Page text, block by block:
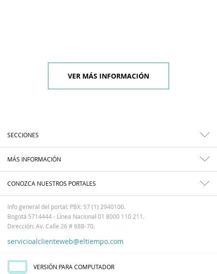
VER MÁS INFORMACIÓN
SECCIONES
MÁS INFORMACIÓN
CONOZCA NUESTROS PORTALES
Info general del portal: PBX: 57 (1) 2940100.
Bogotá 5714444 - Línea Nacional 01 8000 110 211.
Dirección: Av. Calle 26 # 68B-70.
servicioalclienteweb@eltiempo.com
VERSIÓN PARA COMPUTADOR